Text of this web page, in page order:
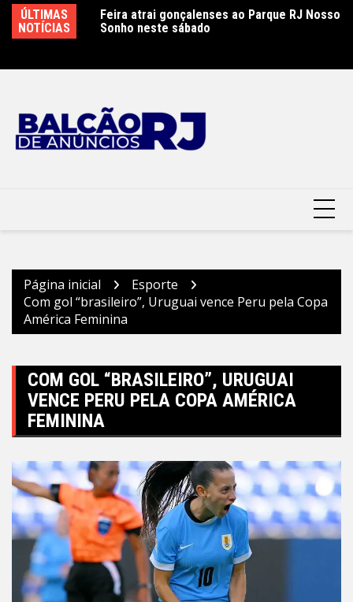
para
ÚLTIMAS
NOTÍCIAS
é controlado
Feira atrai gonçalenses ao Parque RJ Nosso
Sonho neste sábado
Página inicial
Esporte
Com gol “brasileiro”, Uruguai vence Peru pela Copa
América Feminina
COM GOL “BRASILEIRO”, URUGUAI
VENCE PERU PELA COPA AMÉRICA
FEMININA